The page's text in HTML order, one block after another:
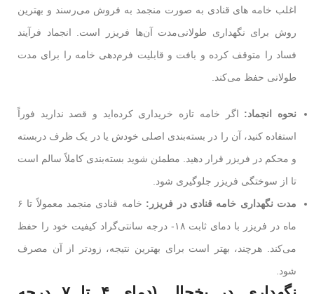
اغلب خامه های قنادی به صورت منجمد به فروش می‌رسند و بهترین
روش برای نگهداری طولانی‌مدت آن‌ها فریزر است. انجماد فرآیند
فساد را متوقف کرده و بافت و قابلیت فرم‌دهی خامه را برای مدت
طولانی حفظ می‌کند.
نحوه انجماد: اگر خامه تازه خریداری کرده‌اید و قصد ندارید فوراً
استفاده کنید، آن را در بسته‌بندی اصلی خودش یا در یک ظرف دربسته
و محکم در فریزر قرار دهید. مطمئن شوید بسته‌بندی کاملاً سالم است
تا از سوختگی فریزر جلوگیری شود.
مدت نگهداری خامه قنادی در فریزر:
خامه قنادی منجمد معمولاً تا ۶
ماه در فریزر با دمای ثابت ۱۸- درجه سانتی‌گراد کیفیت خود را حفظ
می‌کند. هرچند، بهتر است برای بهترین نتیجه، زودتر از آن مصرف
شود.